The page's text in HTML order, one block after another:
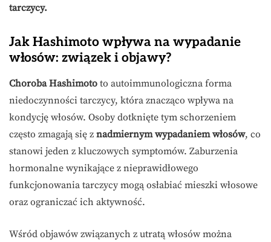
tarczycy.
Jak Hashimoto wpływa na wypadanie
włosów: związek i objawy?
Choroba Hashimoto to autoimmunologiczna forma
niedoczynności tarczycy, która znacząco wpływa na
kondycję włosów. Osoby dotknięte tym schorzeniem
często zmagają się z nadmiernym wypadaniem włosów, co
stanowi jeden z kluczowych symptomów. Zaburzenia
hormonalne wynikające z nieprawidłowego
funkcjonowania tarczycy mogą osłabiać mieszki włosowe
oraz ograniczać ich aktywność.
Wśród objawów związanych z utratą włosów można